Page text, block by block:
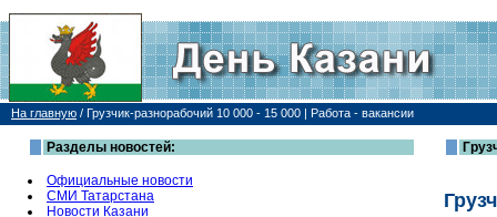
На главную / Грузчик-разнорабочий 10 000 - 15 000 | Работа - вакансии
Разделы новостей:
Официальные новости
СМИ Татарстана
Новости Казани